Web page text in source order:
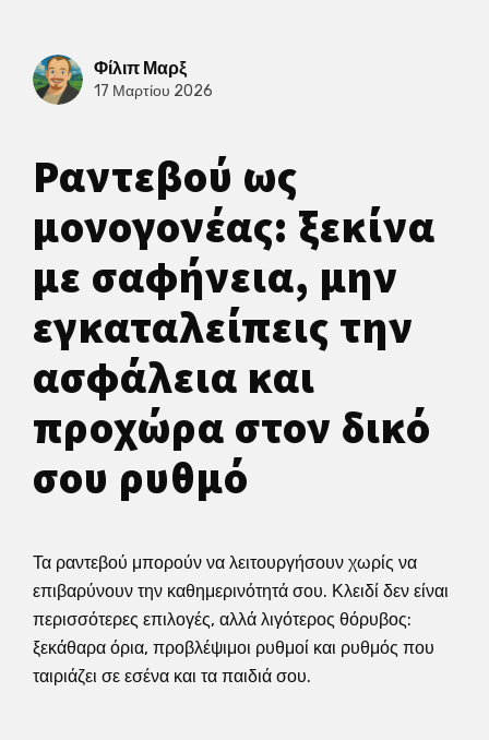
Φίλιπ Μαρξ
17 Μαρτίου 2026
Ραντεβού ως
μονογονέας: ξεκίνα
με σαφήνεια, μην
εγκαταλείπεις την
ασφάλεια και
προχώρα στον δικό
σου ρυθμό
Τα ραντεβού μπορούν να λειτουργήσουν χωρίς να
επιβαρύνουν την καθημερινότητά σου. Κλειδί δεν είναι
περισσότερες επιλογές, αλλά λιγότερος θόρυβος:
ξεκάθαρα όρια, προβλέψιμοι ρυθμοί και ρυθμός που
ταιριάζει σε εσένα και τα παιδιά σου.